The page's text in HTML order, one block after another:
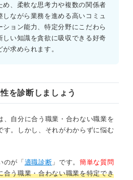
め、柔軟な思考力や複数の関係者
しながら業務を進める高いコミュ
ション能力、特定分野にこだわら
しい知識を貪欲に吸収できる好奇
が求められます。
を診断しましょう
、自分に合う職業・合わない職業を
す。しかし、それがわからずに悩む
のが「 適職診断 」です。 簡単な質問
合う職業・合わない職業を特定でき